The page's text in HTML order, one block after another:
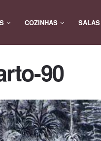
COZINHAS SALAS
90